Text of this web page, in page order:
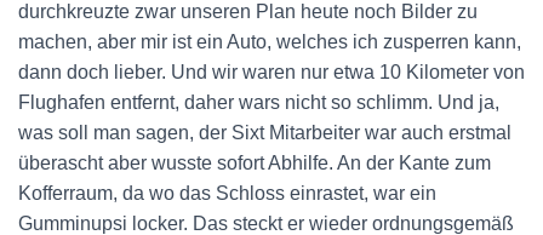
durchkreuzte zwar unseren Plan heute noch Bilder zu
machen, aber mir ist ein Auto, welches ich zusperren kann,
dann doch lieber. Und wir waren nur etwa 10 Kilometer von
Flughafen entfernt, daher wars nicht so schlimm. Und ja,
was soll man sagen, der Sixt Mitarbeiter war auch erstmal
überascht aber wusste sofort Abhilfe. An der Kante zum
Kofferraum, da wo das Schloss einrastet, war ein
Gumminupsi locker. Das steckt er wieder ordnungsgemäß